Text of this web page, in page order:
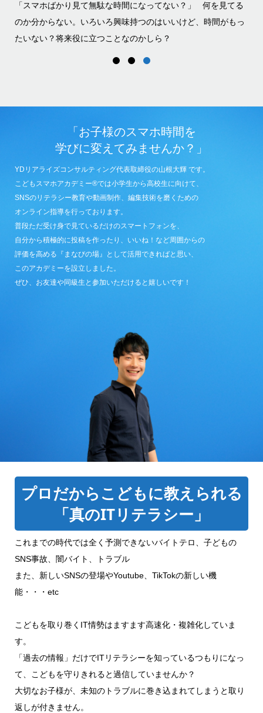
何を見てる
時間がもっ
「こどもがやりたがっているけど教えられない。」 私
でガラケーだったの。やっとスマホにしたばかりで、何
らない。こどもにスマホなんて、まだ早くない？
「お子様のスマホ時間を
学びに変えてみませんか？」
YDリアライズコンサルティング代表取締役の山根大輝 です。
こどもスマホアカデミー®では小学生から高校生に向けて、
SNSのリテラシー教育や動画制作、編集技術を磨くための
オンライン指導を行っております。
普段ただ受け身で見ているだけのスマートフォンを、
自分から積極的に投稿を作ったり、いいね！など周囲からの
評価を高める『まなびの場』として活用できればと思い、
このアカデミーを設立しました。
ぜひ、お友達や同級生と参加いただけると嬉しいです！
プロだからこどもに教えられる
「真のITリテラシー」
これまでの時代では全く予測できないバイトテロ、子どもの
SNS事故、闇バイト、トラブル
また、新しいSNSの登場やYoutube、TikTokの新しい機
能・・・etc
こどもを取り巻くIT情勢はますます高速化・複雑化していま
す。
「過去の情報」だけでITリテラシーを知っているつもりになっ
て、こどもを守りきれると過信していませんか？
大切なお子様が、未知のトラブルに巻き込まれてしまうと取り
返しが付きません。